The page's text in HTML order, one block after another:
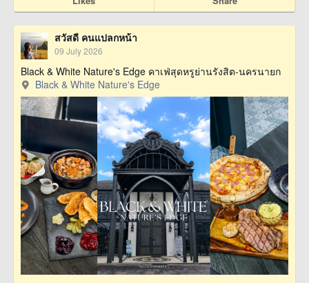
สวัสดี คนแปลกหน้า
09 July 2026
Black & White Nature's Edge คาเฟ่สุดหรูย่านรังสิต-นครนายก
Black & White Nature's Edge